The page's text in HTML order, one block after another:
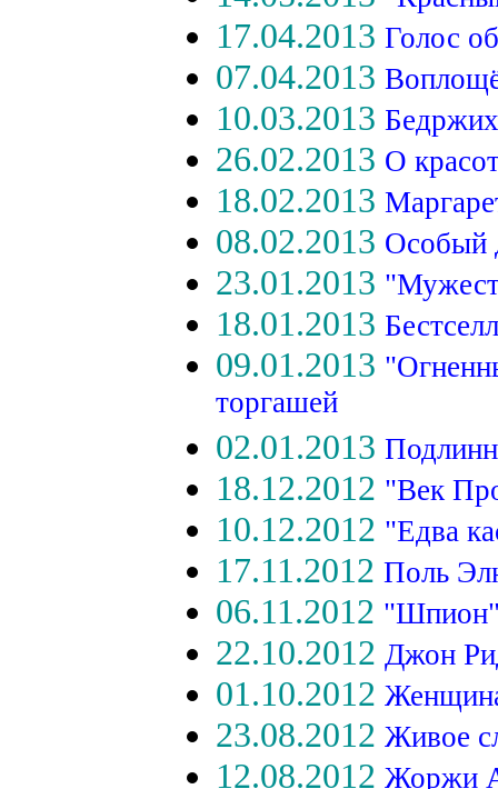
17.04.2013 Голос
07.04.2013
10.03.2013 Бедржих
26.02.2013 О
18.02.2013
08.02.2013 Особый
23.01.2013
18.01.2013
09.01.2013
торгашей
02.01.2013
18.12.2012 "Век
10.12.2012 "Едва
17.11.2012 Поль
06.11.2012
22.10.2012 Джон
01.10.2012
23.08.2012 Живое
12.08.2012 Жоржи